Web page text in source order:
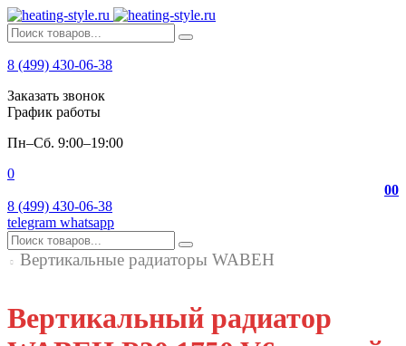
8 (499) 430-06-38
Заказать звонок
График работы
Пн–Сб. 9:00–19:00
0
00
8 (499) 430-06-38
telegram whatsapp
Вертикальные радиаторы WABEH
Вертикальный радиатор